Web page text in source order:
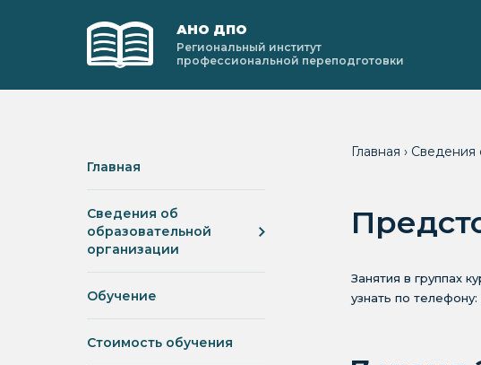
АНО ДПО
Региональный институт
профессиональной переподготовки
Главная
Сведения об
образовательной
организации
Обучение
Стоимость обучения
Главная › Сведения
Занятия в группах
узнать по